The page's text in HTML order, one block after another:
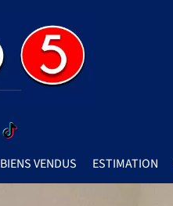
BIENS VENDUS ESTIMATION